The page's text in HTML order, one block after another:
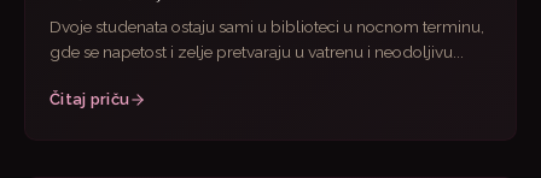
Dvoje studenata ostaju sami u biblioteci u nocnom terminu,
gde se napetost i zelje pretvaraju u vatrenu i neodoljivu...
Čitaj priču